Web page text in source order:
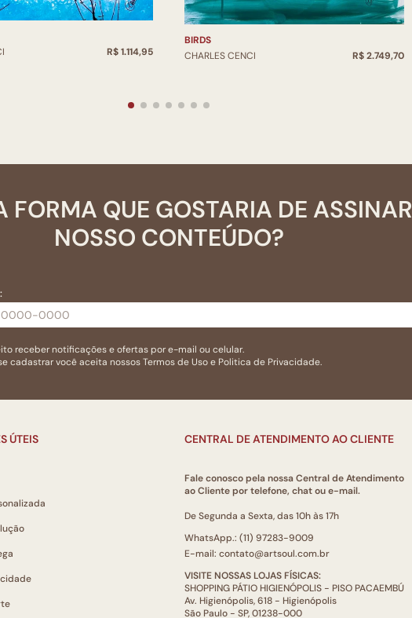
R$ 1.114,95
BIRDS
CHARLES CENCI
R$ 2.749,70
FORMA QUE GOSTARIA DE ASSINAR
NOSSO CONTEÚDO?
receber notificações e ofertas por e-mail ou celular.
cadastrar você aceita nossosTermos de Usoe Politica de Privacidade.
ÚTEIS CENTRAL DE ATENDIMENTO AO CLIENTE
Fale conosco pela nossa Central de Atendimento
ao Cliente por telefone, chat ou e-mail.
De Segunda a Sexta, das 10h às 17h
WhatsApp.: (11) 97283-9009
E-mail: contato@artsoul.com.br
VISITE NOSSAS LOJAS FÍSICAS:
SHOPPING PÁTIO HIGIENÓPOLIS - PISO PACAEMBÚ
Av. Higienópolis, 618 - Higienópolis
São Paulo - SP, 01238-000